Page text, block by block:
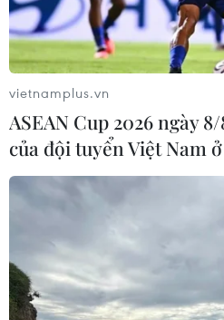
vietnamplus.vn
ASEAN Cup 2026 ngày
của đội tuyển Việt Nam